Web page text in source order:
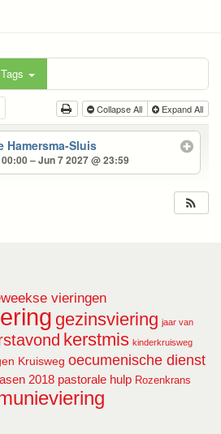
Tags
Collapse All Expand All
Hamersma-Sluis
– Jun 7 2027 @ 23:59
vieringen
gezinsviering jaar van
kerstmis kinderkruisweg
Kruisweg oecumenische dienst
2018 pastorale hulp Rozenkrans